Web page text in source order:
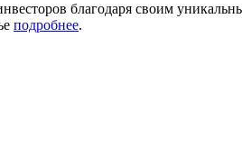
благодаря своим
подробнее.